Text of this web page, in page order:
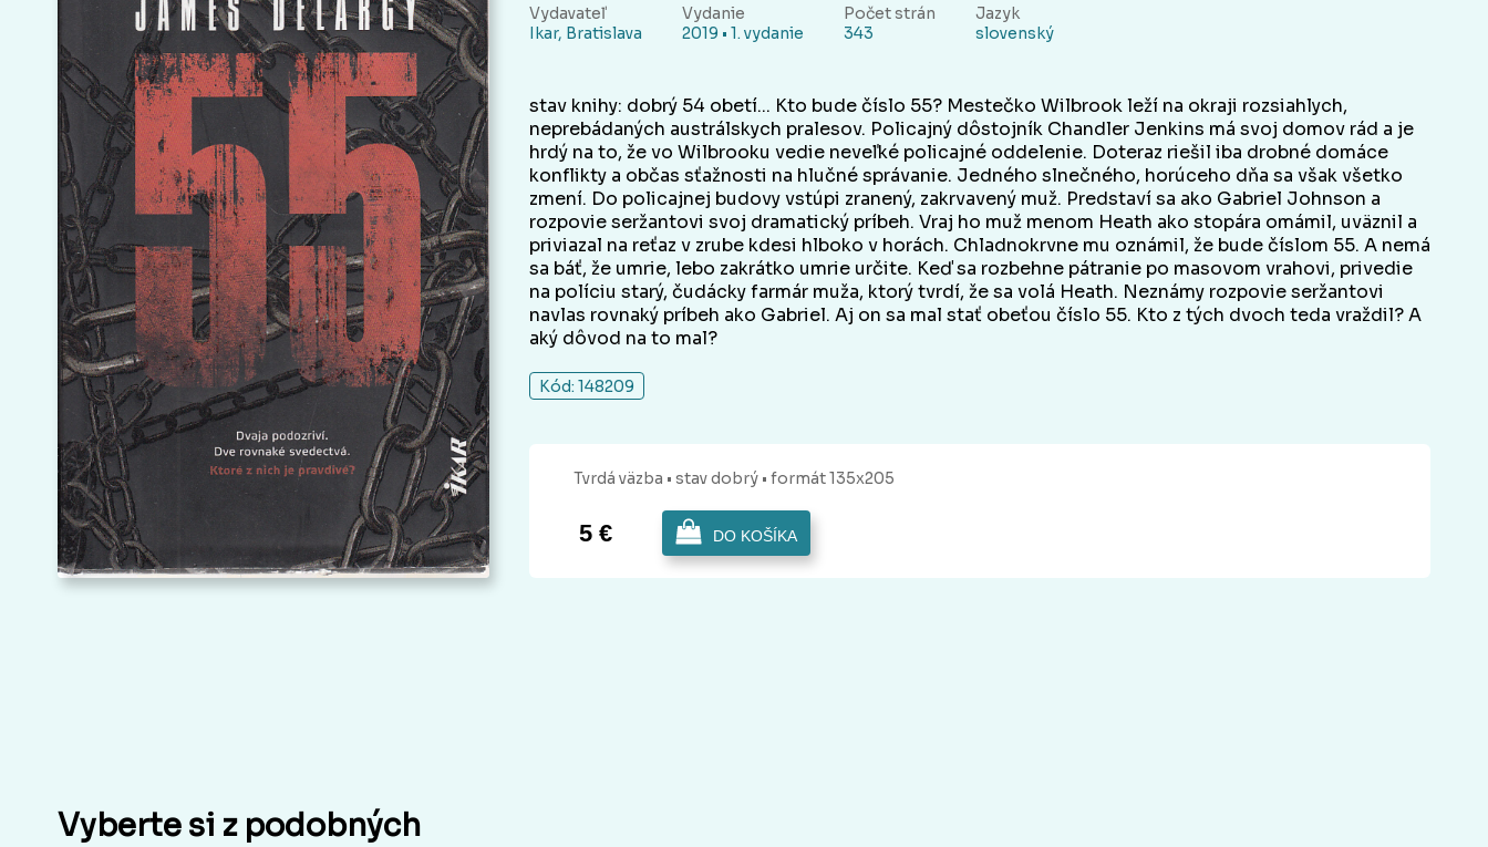
Vydavateľ
Ikar, Bratislava
Vydanie
2019 • 1. vydanie
Počet strán
343
Jazyk
slovenský
stav knihy: dobrý 54 obetí... Kto bude číslo 55? Mestečko Wilbrook leží na okraji rozsiahlych,
neprebádaných austrálskych pralesov. Policajný dôstojník Chandler Jenkins má svoj domov rád a je
hrdý na to, že vo Wilbrooku vedie neveľké policajné oddelenie. Doteraz riešil iba drobné domáce
konflikty a občas sťažnosti na hlučné správanie. Jedného slnečného, horúceho dňa sa však všetko
zmení. Do policajnej budovy vstúpi zranený, zakrvavený muž. Predstaví sa ako Gabriel Johnson a
rozpovie seržantovi svoj dramatický príbeh. Vraj ho muž menom Heath ako stopára omámil, uväznil a
priviazal na reťaz v zrube kdesi hlboko v horách. Chladnokrvne mu oznámil, že bude číslom 55. A nemá
sa báť, že umrie, lebo zakrátko umrie určite. Keď sa rozbehne pátranie po masovom vrahovi, privedie
na políciu starý, čudácky farmár muža, ktorý tvrdí, že sa volá Heath. Neznámy rozpovie seržantovi
navlas rovnaký príbeh ako Gabriel. Aj on sa mal stať obeťou číslo 55. Kto z tých dvoch teda vraždil? A
aký dôvod na to mal?
Kód: 148209
Tvrdá väzba • stav dobrý • formát 135x205
5 € DO KOŠÍKA
Vyberte si z podobných